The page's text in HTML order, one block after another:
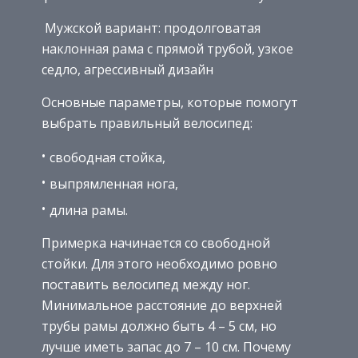
Мужской вариант: продолговатая
наклонная рама с прямой трубой, узкое
седло, агрессивный дизайн
Основные параметры, которые помогут
выбрать правильный велосипед:
свободная стойка,
выпрямленная нога,
длина рамы.
Примерка начинается со свободной
стойки. Для этого необходимо ровно
поставить велосипед между ног.
Минимальное расстояние до верхней
трубы рамы должно быть 4 – 5 см, но
лучше иметь запас до 7 – 10 см. Почему